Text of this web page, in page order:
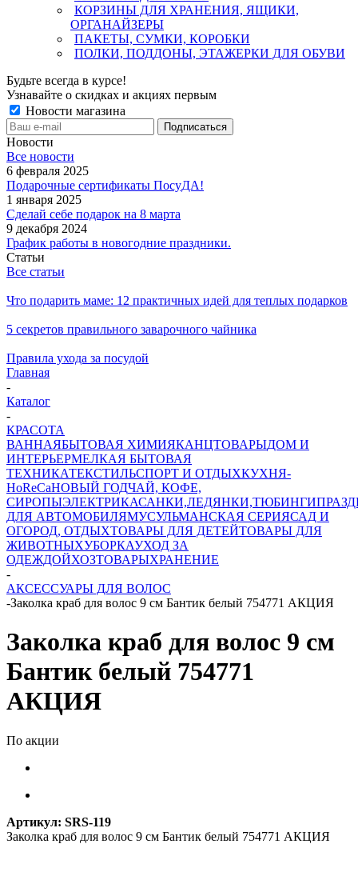
КОРЗИНЫ ДЛЯ ХРАНЕНИЯ, ЯЩИКИ,
ОРГАНАЙЗЕРЫ
ПАКЕТЫ, СУМКИ, КОРОБКИ
ПОЛКИ, ПОДДОНЫ, ЭТАЖЕРКИ ДЛЯ ОБУВИ
Будьте всегда в курсе!
Узнавайте о скидках и акциях первым
Новости магазина
Новости
Все новости
6 февраля 2025
Подарочные сертификаты ПосуДА!
1 января 2025
Сделай себе подарок на 8 марта
9 декабря 2024
График работы в новогодние праздники.
Статьи
Все статьи
Что подарить маме: 12 практичных идей для теплых подарков
5 секретов правильного заварочного чайника
Правила ухода за посудой
Главная
-
Каталог
-
КРАСОТА
ВАННАЯБЫТОВАЯ ХИМИЯКАНЦТОВАРЫДОМ И
ИНТЕРЬЕРМЕЛКАЯ БЫТОВАЯ
ТЕХНИКАТЕКСТИЛЬСПОРТ И ОТДЫХКУХНЯ-
HoReCaНОВЫЙ ГОДЧАЙ, КОФЕ,
СИРОПЫЭЛЕКТРИКАСАНКИ,ЛЕДЯНКИ,ТЮБИНГИ
ДЛЯ АВТОМОБИЛЯМУСУЛЬМАНСКАЯ СЕРИЯСАД И
ОГОРОД, ОТДЫХТОВАРЫ ДЛЯ ДЕТЕЙТОВАРЫ ДЛЯ
ЖИВОТНЫХУБОРКАУХОД ЗА
ОДЕЖДОЙХОЗТОВАРЫХРАНЕНИЕ
-
АКСЕССУАРЫ ДЛЯ ВОЛОС
-Заколка краб для волос 9 см Бантик белый 754771 АКЦИЯ
Заколка краб для волос 9 см
Бантик белый 754771
АКЦИЯ
По акции
Артикул: SRS-119
Заколка краб для волос 9 см Бантик белый 754771 АКЦИЯ